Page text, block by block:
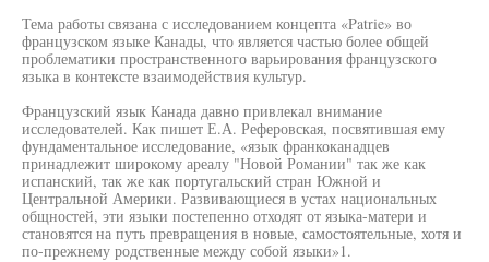
Тема работы связана с исследованием концепта «Patrie» во
французском языке Канады, что является частью более общей
проблематики пространственного варьирования французского
языка в контексте взаимодействия культур.
Французский язык Канада давно привлекал внимание
исследователей. Как пишет Е.А. Реферовская, посвятившая ему
фундаментальное исследование, «язык франкоканадцев
принадлежит широкому ареалу "Новой Романии" так же как
испанский, так же как португальский стран Южной и
Центральной Америки. Развивающиеся в устах национальных
общностей, эти языки постепенно отходят от языка-матери и
становятся на путь превращения в новые, самостоятельные, хотя и
по-прежнему родственные между собой языки»1.